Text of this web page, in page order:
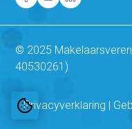
© 2025
40530261)
Privacyverklaring |